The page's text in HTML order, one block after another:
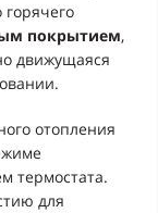
покрытием,
движущаяся
отопления
термостата.
для